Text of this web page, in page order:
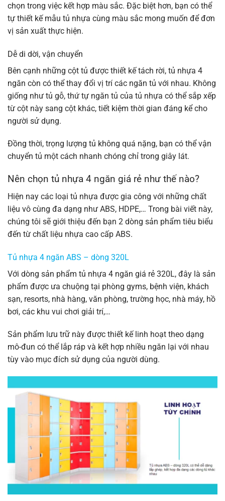
chọn trong việc kết hợp màu sắc. Đặc biệt hơn, bạn có thể
tự thiết kế mẫu tủ nhựa cùng màu sắc mong muốn để đơn
vị sản xuất thực hiện.
Dễ di dời, vận chuyển
Bên cạnh những cột tủ được thiết kế tách rời, tủ nhựa 4
ngăn còn có thể thay đổi vị trí các ngăn tủ với nhau. Không
giống như tủ gỗ, thứ tự ngăn tủ của tủ nhựa có thể sắp xếp
từ cột này sang cột khác, tiết kiệm thời gian đáng kể cho
người sử dụng.
Đồng thời, trọng lượng tủ không quá nặng, bạn có thể vận
chuyển tủ một cách nhanh chóng chỉ trong giây lát.
Nên chọn tủ nhựa 4 ngăn giá rẻ như thế nào?
Hiện nay các loại tủ nhựa được gia công với những chất
liệu vô cùng đa dạng như ABS, HDPE,… Trong bài viết này,
chúng tôi sẽ giới thiệu đến bạn 2 dòng sản phẩm tiêu biểu
đến từ chất liệu nhựa cao cấp ABS.
Tủ nhựa 4 ngăn ABS – dòng 320L
Với dòng sản phẩm tủ nhựa 4 ngăn giá rẻ 320L, đây là sản
phẩm được ưa chuộng tại phòng gyms, bệnh viện, khách
sạn, resorts, nhà hàng, văn phòng, trường học, nhà máy, hồ
bơi, các khu vui chơi giải trí,…
Sản phẩm lưu trữ này được thiết kế linh hoạt theo dạng
mô-đun có thể lắp ráp và kết hợp nhiều ngăn lại với nhau
tùy vào mục đích sử dụng của người dùng.